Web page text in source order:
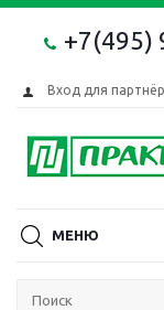
+7(495)
Вход для
МЕНЮ